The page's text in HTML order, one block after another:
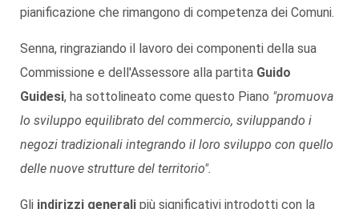
pianificazione che rimangono di competenza dei Comuni.
Senna, ringraziando il lavoro dei componenti della sua
Commissione e dell'Assessore alla partita Guido
Guidesi, ha sottolineato come questo Piano "promuova
lo sviluppo equilibrato del commercio, sviluppando i
negozi tradizionali integrando il loro sviluppo con quello
delle nuove strutture del territorio".
Gli indirizzi generali più significativi introdotti con la